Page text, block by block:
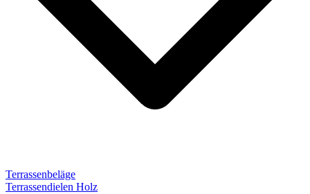
Terrassenbeläge
Terrassendielen Holz